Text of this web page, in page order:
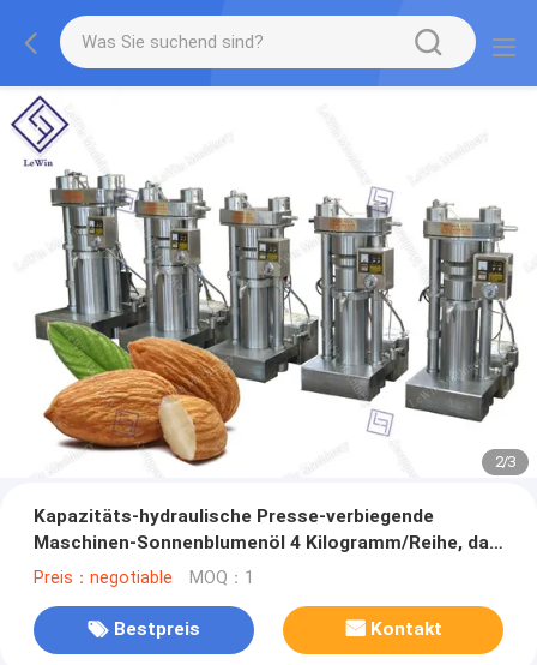
2/3
Kapazitäts-hydraulische Presse-verbiegende
Maschinen-Sonnenblumenöl 4 Kilogramm/Reihe, das
Maschine herstellt
Preis：negotiable MOQ：1
Bestpreis Kontakt